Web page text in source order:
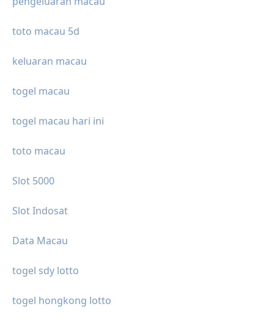
toto macau 5d
keluaran macau
togel macau
togel macau hari ini
toto macau
Slot 5000
Slot Indosat
Data Macau
togel sdy lotto
togel hongkong lotto